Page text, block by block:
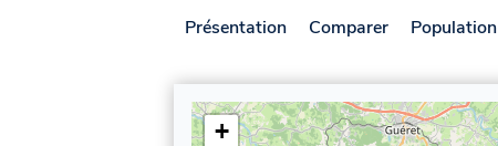
Présentation Comparer Population
+